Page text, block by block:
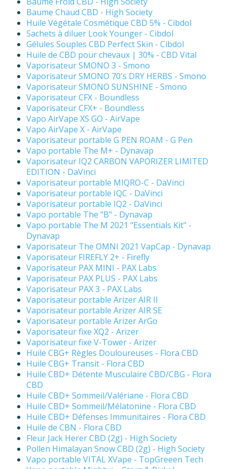
Baume Chaud CBD - High Society
Huile Végétale Cosmétique CBD 5% - Cibdol
Sachets à diluer Look Younger - Cibdol
Gélules Souples CBD Perfect Skin - Cibdol
Huile de CBD pour chevaux | 30% - CBD Vital
Vaporisateur SMONO 3 - Smono
Vaporisateur SMONO 70's DRY HERBS - Smono
Vaporisateur SMONO SUNSHINE - Smono
Vaporisateur CFX - Boundless
Vaporisateur CFX+ - Boundless
Vapo AirVape XS GO - AirVape
Vapo AirVape X - AirVape
Vaporisateur portable G PEN ROAM - G Pen
Vapo portable The M+ - Dynavap
Vaporisateur IQ2 CARBON VAPORIZER LIMITED
EDITION - DaVinci
Vaporisateur portable MIQRO-C - DaVinci
Vaporisateur portable IQC - DaVinci
Vaporisateur portable IQ2 - DaVinci
Vapo portable The "B" - Dynavap
Vapo portable The M 2021 "Essentials Kit" -
Dynavap
Vaporisateur The OMNI 2021 VapCap - Dynavap
Vaporisateur FIREFLY 2+ - Firefly
Vaporisateur PAX MINI - PAX Labs
Vaporisateur PAX PLUS - PAX Labs
Vaporisateur PAX 3 - PAX Labs
Vaporisateur portable Arizer AIR II
Vaporisateur portable Arizer AIR SE
Vaporisateur portable Arizer ArGo
Vaporisateur fixe XQ2 - Arizer
Vaporisateur fixe V-Tower - Arizer
Huile CBG+ Règles Douloureuses - Flora CBD
Huile CBG+ Transit - Flora CBD
Huile CBD+ Détente Musculaire CBD/CBG - Flora
CBD
Huile CBD+ Sommeil/Valériane - Flora CBD
Huile CBD+ Sommeil/Mélatonine - Flora CBD
Huile CBD+ Défenses Immunitaires - Flora CBD
Huile de CBN - Flora CBD
Fleur Jack Herer CBD (2g) - High Society
Pollen Himalayan Snow CBD (2g) - High Society
Vapo portable VITAL XVape - TopGreeen Tech